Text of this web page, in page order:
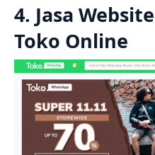
4. Jasa
Toko Online